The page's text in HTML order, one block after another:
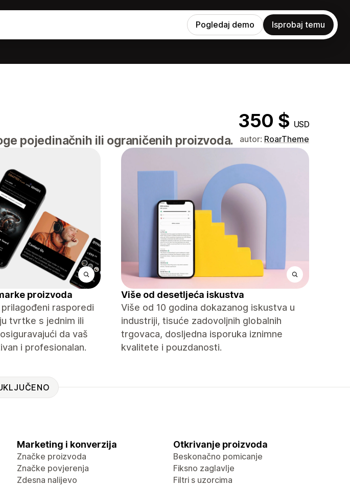
Pogledaj demo Isprobaj temu
350 $ USD
pojedinačnih ili ograničenih proizvoda. autor: RoarTheme
proizvoda
rasporedi
tvrtke s jednim ili
da vaš
i profesionalan.
Više od desetljeća iskustva
Više od 10 godina dokazanog iskustva u
industriji, tisuće zadovoljnih globalnih
trgovaca, dosljedna isporuka iznimne
kvalitete i pouzdanosti.
Marketing i konverzija
Značke proizvoda
Značke povjerenja
Zdesna nalijevo
Otkrivanje proizvoda
Beskonačno pomicanje
Fiksno zaglavlje
Filtri s uzorcima